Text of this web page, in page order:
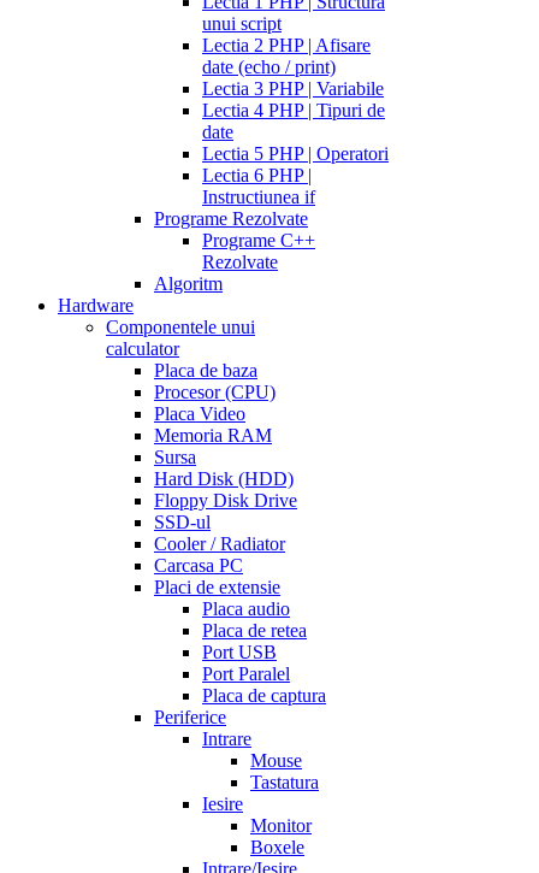
unui script
Lectia 2 PHP | Afisare
date (echo / print)
Lectia 3 PHP | Variabile
Lectia 4 PHP | Tipuri de
date
Lectia 5 PHP | Operatori
Lectia 6 PHP |
Instructiunea if
Programe Rezolvate
Programe C++
Rezolvate
Algoritm
Hardware
Componentele unui
calculator
Placa de baza
Procesor (CPU)
Placa Video
Memoria RAM
Sursa
Hard Disk (HDD)
Floppy Disk Drive
SSD-ul
Cooler / Radiator
Carcasa PC
Placi de extensie
Placa audio
Placa de retea
Port USB
Port Paralel
Placa de captura
Periferice
Intrare
Mouse
Tastatura
Iesire
Monitor
Boxele
Intrare/Iesire